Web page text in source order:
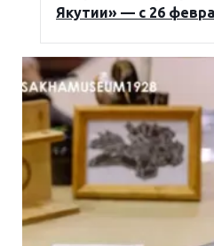
Якутии» — с 26